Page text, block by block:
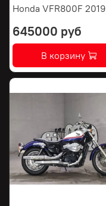
Honda VFR800F 2019
645000 руб
В корзину